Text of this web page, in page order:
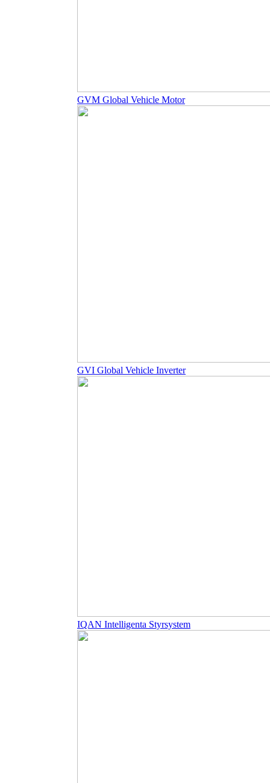
GVM Global Vehicle Motor
GVI Global Vehicle Inverter
IQAN Intelligenta Styrsystem